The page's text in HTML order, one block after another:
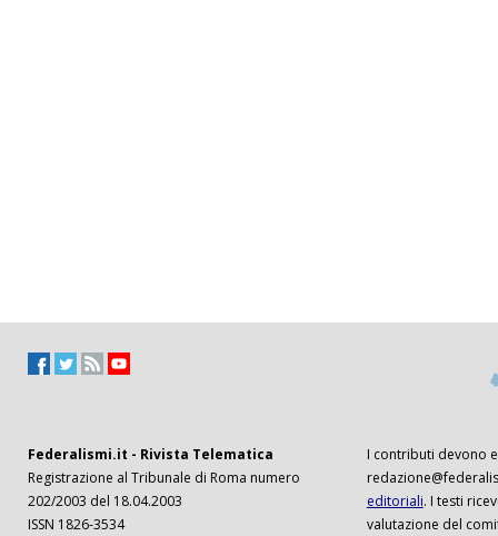
Federalismi.it - Rivista Telematica
Registrazione al Tribunale di Roma numero
202/2003 del 18.04.2003
ISSN 1826-3534
I contributi devono
editoriali. I testi
valutazione del